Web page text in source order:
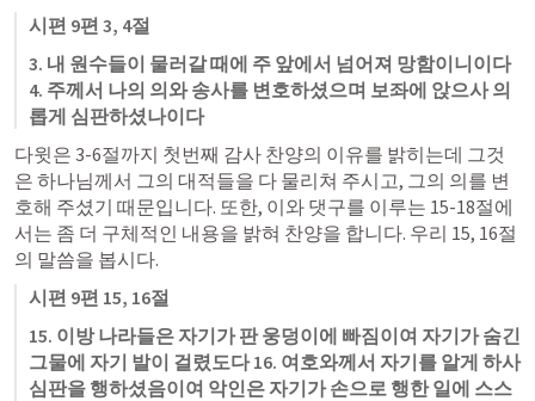
시편 9편 3, 4절
3. 내 원수들이 물러갈 때에 주 앞에서 넘어져 망함이니이다
4. 주께서 나의 의와 송사를 변호하셨으며 보좌에 앉으사 의
롭게 심판하셨나이다
다윗은 3-6절까지 첫번째 감사 찬양의 이유를 밝히는데 그것
은 하나님께서 그의 대적들을 다 물리쳐 주시고, 그의 의를 변
호해 주셨기 때문입니다. 또한, 이와 댓구를 이루는 15-18절에
서는 좀 더 구체적인 내용을 밝혀 찬양을 합니다. 우리 15, 16절
의 말씀을 봅시다.
시편 9편 15, 16절
15. 이방 나라들은 자기가 판 웅덩이에 빠짐이여 자기가 숨긴
그물에 자기 발이 걸렸도다 16. 여호와께서 자기를 알게 하사
심판을 행하셨음이여 악인은 자기가 손으로 행한 일에 스스